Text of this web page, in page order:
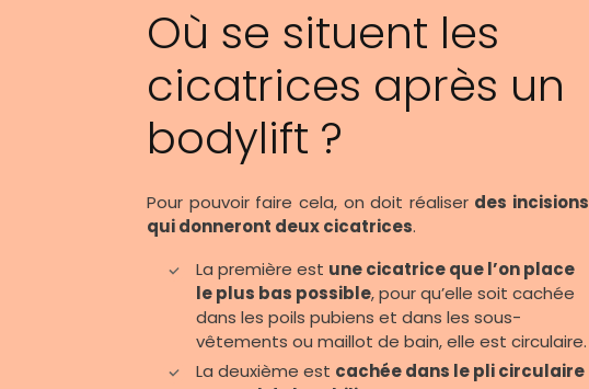
Où se situent les
cicatrices après un
bodylift ?
Pour pouvoir faire cela, on doit réaliser des incisions
qui donneront deux cicatrices.
La première est une cicatrice que l’on place
le plus bas possible, pour qu’elle soit cachée
dans les poils pubiens et dans les sous-
vêtements ou maillot de bain, elle est circulaire.
La deuxième est cachée dans le pli circulaire